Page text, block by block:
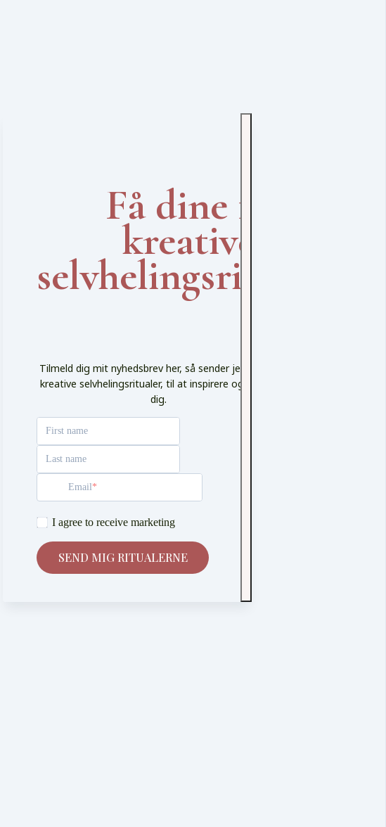
Få dine 10
kreative
selvhelingsritualer
Tilmeld dig mit nyhedsbrev her, så sender jeg dig 10
kreative selvhelingsritualer, til at inspirere og støtte
dig.
First name
Last name
Email
I agree to receive marketing
SEND MIG RITUALERNE